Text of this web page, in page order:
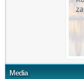
Media